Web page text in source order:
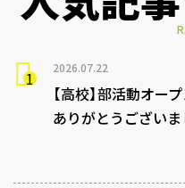
2026.07.22
【高校】部活動オー
ありがとうございま